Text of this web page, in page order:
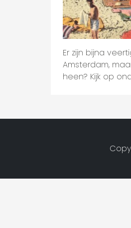
Er zijn bijna
Amsterdam,
heen? Kijk op